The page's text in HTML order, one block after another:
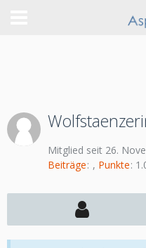
Mitglied seit 26.
Beiträge
Punkte